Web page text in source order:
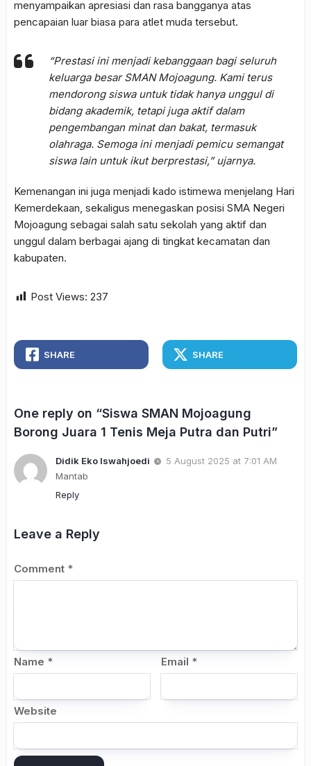
menyampaikan apresiasi dan rasa bangganya atas
pencapaian luar biasa para atlet muda tersebut.
“Prestasi ini menjadi kebanggaan bagi seluruh
keluarga besar SMAN Mojoagung. Kami terus
mendorong siswa untuk tidak hanya unggul di
bidang akademik, tetapi juga aktif dalam
pengembangan minat dan bakat, termasuk
olahraga. Semoga ini menjadi pemicu semangat
siswa lain untuk ikut berprestasi,”ujarnya.
Kemenangan ini juga menjadi kado istimewa menjelang Hari
Kemerdekaan, sekaligus menegaskan posisi SMA Negeri
Mojoagung sebagai salah satu sekolah yang aktif dan
unggul dalam berbagai ajang di tingkat kecamatan dan
kabupaten.
Post Views: 237
SHARE SHARE
One reply on “Siswa SMAN Mojoagung
Borong Juara 1 Tenis Meja Putra dan Putri”
Didik Eko Iswahjoedi
5 August 2025 at 7:01 AM
Mantab
Reply
Leave a Reply
Comment *
Name * Email *
Website